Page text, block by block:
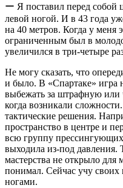
ー Я поставил перед собой
левой ногой. И в 43 года
на 40 метров. Когда у меня
ограниченным был в
увеличился в три-четыре
Не могу сказать, что
и было. В «Спартаке» игра
выбежать за штрафную или
когда возникали
тактические решения.
пространство в центре и
всю группу
выходила из-под давления.
мастерства не открыло для
понимал. Сейчас учу
ногами.